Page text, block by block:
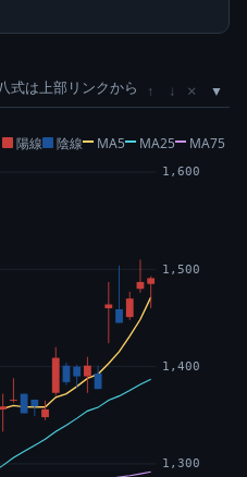
式は上部リンクから ↑ ↓ ×
陽線 陰線 MA5 MA25 MA75
1,300
1,400
1,500
1,600